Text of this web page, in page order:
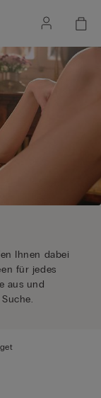
Ihnen dabei
für jedes
aus und